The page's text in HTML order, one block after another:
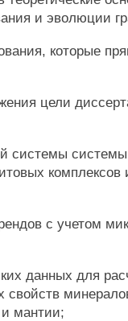
и эволюции
которые
цели
системы
с учетом
данных для
свойств
мантии;